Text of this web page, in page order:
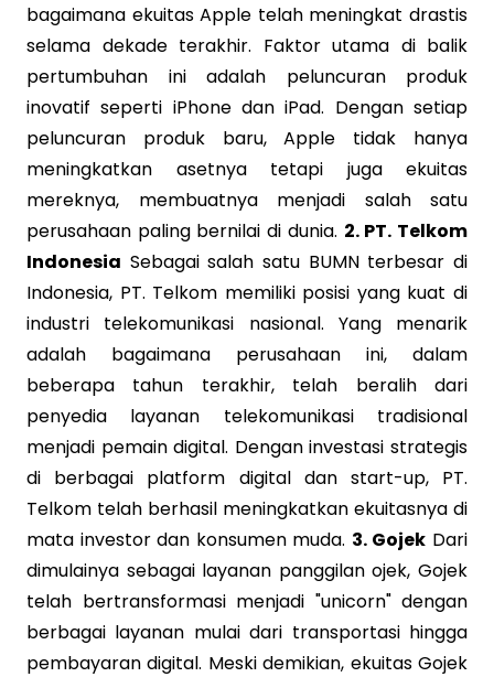
bagaimana ekuitas Apple telah meningkat drastis
selama dekade terakhir. Faktor utama di balik
pertumbuhan ini adalah peluncuran produk
inovatif seperti iPhone dan iPad. Dengan setiap
peluncuran produk baru, Apple tidak hanya
meningkatkan asetnya tetapi juga ekuitas
mereknya, membuatnya menjadi salah satu
perusahaan paling bernilai di dunia. 2. PT. Telkom
Indonesia Sebagai salah satu BUMN terbesar di
Indonesia, PT. Telkom memiliki posisi yang kuat di
industri telekomunikasi nasional. Yang menarik
adalah bagaimana perusahaan ini, dalam
beberapa tahun terakhir, telah beralih dari
penyedia layanan telekomunikasi tradisional
menjadi pemain digital. Dengan investasi strategis
di berbagai platform digital dan start-up, PT.
Telkom telah berhasil meningkatkan ekuitasnya di
mata investor dan konsumen muda. 3. Gojek Dari
dimulainya sebagai layanan panggilan ojek, Gojek
telah bertransformasi menjadi "unicorn" dengan
berbagai layanan mulai dari transportasi hingga
pembayaran digital. Meski demikian, ekuitas Gojek